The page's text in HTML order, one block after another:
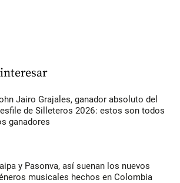
Jairo Grajales, ganador absoluto del
de Silleteros 2026: estos son todos
ganadores
y Pasonva, así suenan los nuevos
musicales hechos en Colombia